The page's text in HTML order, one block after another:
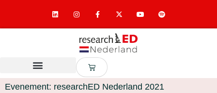
Evenement: researchED Nederland 2021